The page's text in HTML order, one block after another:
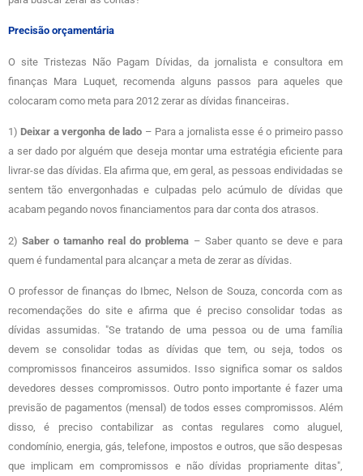
Precisão orçamentária
O site Tristezas Não Pagam Dívidas, da jornalista e consultora em
finanças Mara Luquet, recomenda alguns passos para aqueles que
colocaram como meta para 2012 zerar as dívidas financeiras.
1) Deixar a vergonha de lado – Para a jornalista esse é o primeiro passo
a ser dado por alguém que deseja montar uma estratégia eficiente para
livrar-se das dívidas. Ela afirma que, em geral, as pessoas endividadas se
sentem tão envergonhadas e culpadas pelo acúmulo de dívidas que
acabam pegando novos financiamentos para dar conta dos atrasos.
2)Saber o tamanho real do problema – Saber quanto se deve e para
quem é fundamental para alcançar a meta de zerar as dívidas.
O professor de finanças do Ibmec, Nelson de Souza, concorda com as
recomendações do site e afirma que é preciso consolidar todas as
dívidas assumidas. "Se tratando de uma pessoa ou de uma família
devem se consolidar todas as dívidas que tem, ou seja, todos os
compromissos financeiros assumidos. Isso significa somar os saldos
devedores desses compromissos. Outro ponto importante é fazer uma
previsão de pagamentos (mensal) de todos esses compromissos. Além
disso, é preciso contabilizar as contas regulares como aluguel,
condomínio, energia, gás, telefone, impostos e outros, que são despesas
que implicam em compromissos e não dívidas propriamente ditas",